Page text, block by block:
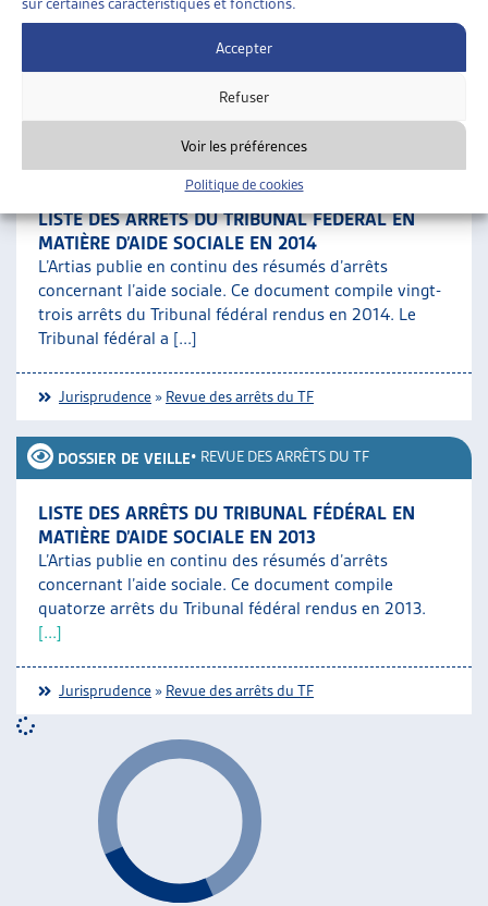
Accepter
Refuser
Voir les préférences
Politique de cookies
et-un arrêts du Tribunal fédéral rendus en 2017. Parmi
Revue des arrêts du TF
LISTE DES ARRÊTS DU TRIBUNAL FÉDÉRAL EN
MATIÈRE D’AIDE SOCIALE EN 2014
L’Artias publie en continu des résumés d’arrêts
concernant l’aide sociale. Ce document compile vingt-
trois arrêts du Tribunal fédéral rendus en 2014. Le
Tribunal fédéral a [...]
Jurisprudence » Revue des arrêts du TF
DOSSIER DE VEILLE• REVUE DES ARRÊTS DU TF
LISTE DES ARRÊTS DU TRIBUNAL FÉDÉRAL EN
MATIÈRE D’AIDE SOCIALE EN 2013
L’Artias publie en continu des résumés d’arrêts
concernant l’aide sociale. Ce document compile
quatorze arrêts du Tribunal fédéral rendus en 2013.
[...]
Jurisprudence » Revue des arrêts du TF